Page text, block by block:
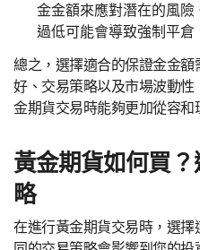
金金額來應對潛在的風
過低可能會導致強制平倉
總之，選擇適合的保證金金
好、交易策略以及市場波動
金期貨交易時能夠更加從容和
黃金期貨如何買
略
在進行黃金期貨交易時，選